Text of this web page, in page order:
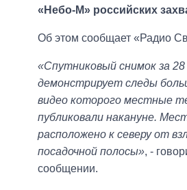
«Небо-М» российских
Об этом сообщает «Радио
«Спутниковый снимок за
демонстрирует следы
видео которого местные
публиковали накануне.
расположено к северу от
посадочной полосы», -
сообщении.